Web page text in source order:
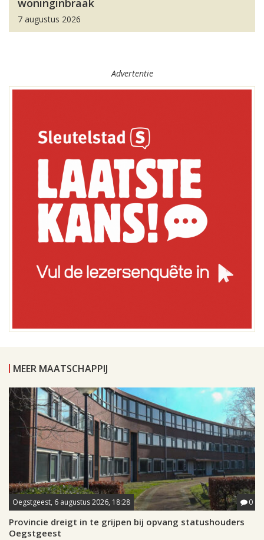
woninginbraak
7 augustus 2026
Advertentie
MEER MAATSCHAPPIJ
Oegstgeest, 6 augustus 2026, 18:28 0
Provincie dreigt in te grijpen bij opvang statushouders
Oegstgeest